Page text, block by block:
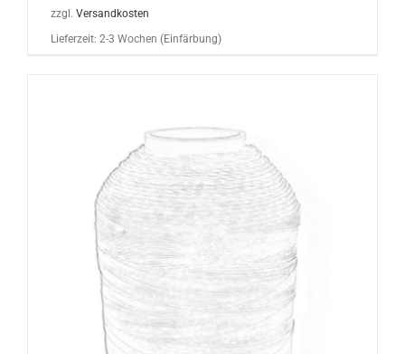
zzgl. Versandkosten
Lieferzeit: 2-3 Wochen (Einfärbung)